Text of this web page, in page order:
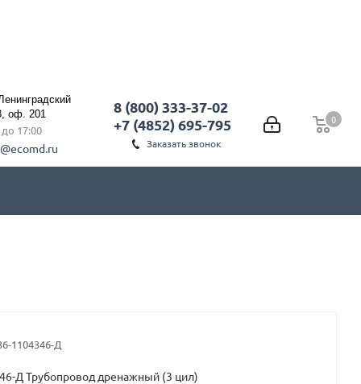
0
0
8 (800) 333-37-02
+7 (4852) 695-795
Заказать звонок
оф. 201
до 17:00
1104346-Д
Д Трубопровод дренажный (3 цил)